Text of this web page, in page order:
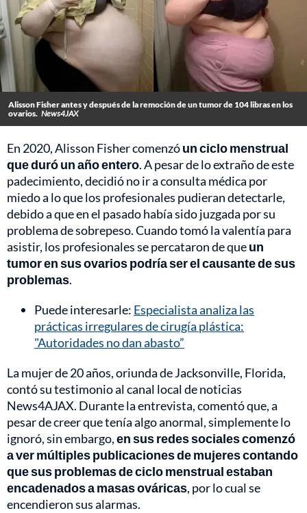
Alisson Fisher antes y después de la remoción de un tumor de 104 libras en los
ovarios. News4JAX
En 2020, Alisson Fisher comenzóun ciclo menstrual
que duró un año entero. A pesar de lo extraño de este
padecimiento, decidió no ir a consulta médica por
miedo a lo que los profesionales pudieran detectarle,
debido a que en el pasado había sido juzgada por su
problema de sobrepeso. Cuando tomó la valentía para
asistir, los profesionales se percataron de queun
tumor en sus ovarios podría ser el causante de sus
problemas.
Puede interesarle: Especialista analiza las
prácticas irregulares de cirugía plástica:
"Autoridades no dan abasto”
La mujer de 20 años, oriunda de Jacksonville, Florida,
contó su testimonio al canal local de noticias
News4AJAX. Durante la entrevista, comentó que, a
pesar de creer que tenía algo anormal, simplemente lo
ignoró, sin embargo,en sus redes sociales comenzó
a ver múltiples publicaciones de mujeres contando
que sus problemas de ciclo menstrual estaban
encadenados a masas ováricas, por lo cual se
encendieron sus alarmas.